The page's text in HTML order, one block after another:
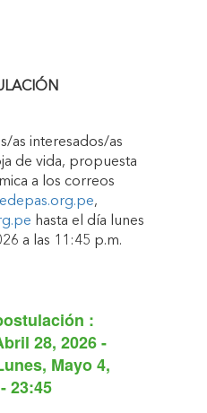
as interesados/as
de vida, propuesta
a los correos
,
hasta el día lunes
a las 11:45 p.m.
:
28, 2026 -
Mayo 4,
23:45